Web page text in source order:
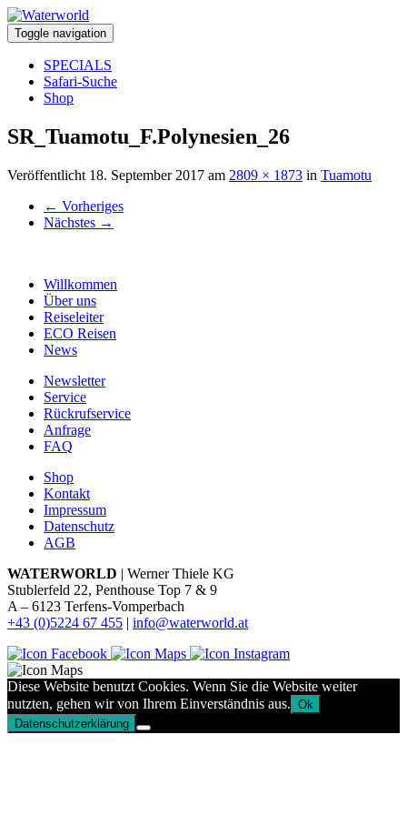
Toggle navigation
SPECIALS
Safari-Suche
Shop
SR_Tuamotu_F.Polynesien_26
Veröffentlicht 18. September 2017 am 2809 × 1873 in Tuamotu
← Vorheriges
Nächstes →
Willkommen
Über uns
Reiseleiter
ECO Reisen
News
Newsletter
Service
Rückrufservice
Anfrage
FAQ
Shop
Kontakt
Impressum
Datenschutz
AGB
WATERWORLD | Werner Thiele KG
Stublerfeld 22, Penthouse Top 7 & 9
A – 6123 Terfens-Vomperbach
+43 (0)5224 67 455 | info@waterworld.at
Diese Website benutzt Cookies. Wenn Sie die Website weiter
nutzten, gehen wir von Ihrem Einverständnis aus. Ok
Datenschutzerklärung